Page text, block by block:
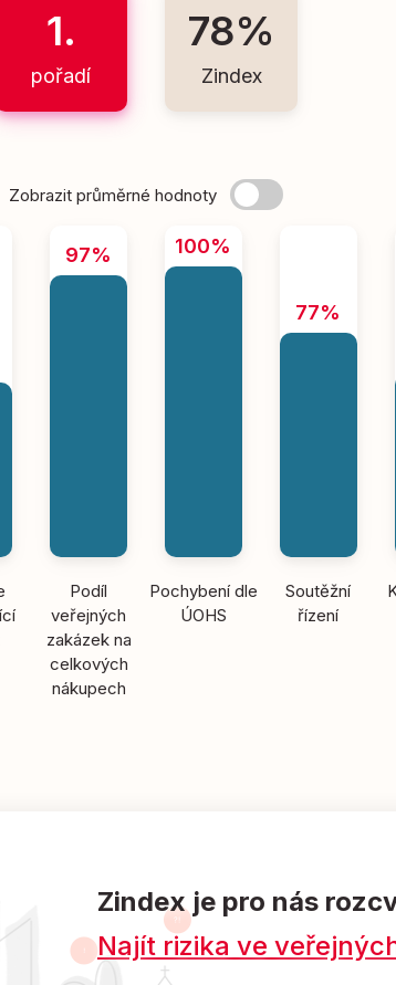
1.
pořadí
78%
Zindex
Zobrazit průměrné hodnoty
97%
Podíl
veřejných
zakázek na
celkových
nákupech
100%
Pochybení dle
ÚOHS
77%
Soutěžní
řízení
Zindex je pro nás
Najít rizika ve